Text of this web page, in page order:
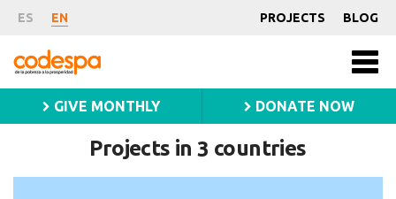
Projects
ES EN PROJECTS BLOG
Fundación
CODESPA
GIVE MONTHLY DONATE NOW
Projects in 3 countries